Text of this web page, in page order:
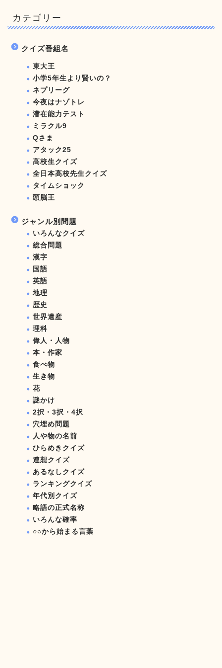
カテゴリー
クイズ番組名
東大王
小学5年生より賢いの？
ネプリーグ
今夜はナゾトレ
潜在能力テスト
ミラクル9
Qさま
アタック25
高校生クイズ
全日本高校先生クイズ
タイムショック
頭脳王
ジャンル別問題
いろんなクイズ
総合問題
漢字
国語
英語
地理
歴史
世界遺産
理科
偉人・人物
本・作家
食べ物
生き物
花
謎かけ
2択・3択・4択
穴埋め問題
人や物の名前
ひらめきクイズ
連想クイズ
あるなしクイズ
ランキングクイズ
年代別クイズ
略語の正式名称
いろんな確率
○○から始まる言葉